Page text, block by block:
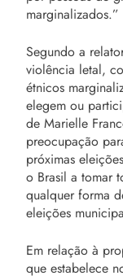
marginalizados.”
Segundo a
violência letal,
étnicos
elegem ou
de Marielle
preocupação
próximas
o Brasil a tomar
qualquer forma
eleições
Em relação à
que estabelece